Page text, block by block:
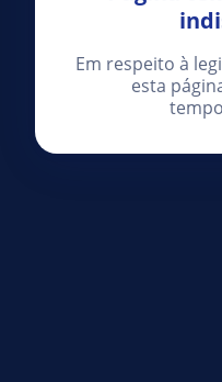
Em respeito à
esta